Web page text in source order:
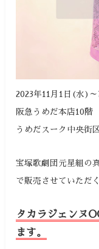
2023年11月1日(水)
阪急うめだ本店10階
うめだスーク中央街
宝塚歌劇団元星組の
で販売させていただ
タカラジェンヌ
ます。